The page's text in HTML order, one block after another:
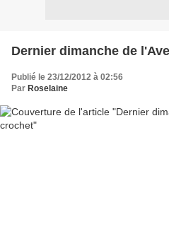
Dernier dimanche de
Publié le 23/12/2012 à 02:56
Par Roselaine